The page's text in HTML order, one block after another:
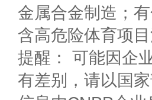
金属合金制造；
含高危险体育项目
提醒： 可能因企
有差别，请以国